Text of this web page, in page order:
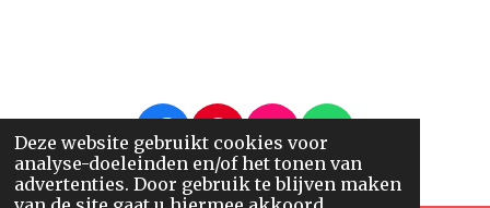
Deze website gebruikt cookies voor
analyse-doeleinden en/of het tonen van
advertenties. Door gebruik te blijven maken
F
a
c
P
i
n
I
n
s
W
h
a
© 2014 - 2026 Nappi.nl